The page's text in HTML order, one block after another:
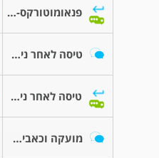
פנאומוטורקס- חזה אוויר ספונטני
טיסה לאחר ניתוח לב פתוח
טיסה לאחר ניתוח לב פתוח
מועקה וכאבים בחזה